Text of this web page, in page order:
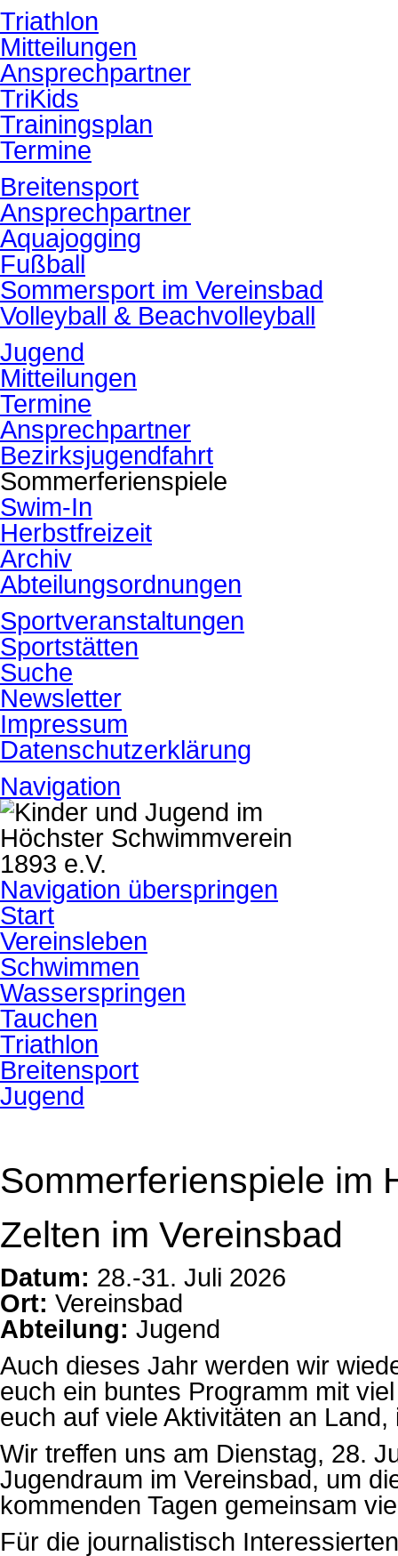
Triathlon
Mitteilungen
Ansprechpartner
TriKids
Trainingsplan
Termine
Breitensport
Ansprechpartner
Aquajogging
Fußball
Sommersport im Vereinsbad
Volleyball & Beachvolleyball
Jugend
Mitteilungen
Termine
Ansprechpartner
Bezirksjugendfahrt
Sommerferienspiele
Swim-In
Herbstfreizeit
Archiv
Abteilungsordnungen
Sportveranstaltungen
Sportstätten
Suche
Newsletter
Impressum
Datenschutzerklärung
Navigation
Navigation überspringen
Start
Vereinsleben
Schwimmen
Wasserspringen
Tauchen
Triathlon
Breitensport
Jugend
Sommerferienspiele im
Zelten im Vereinsbad
Datum: 28.-31. Juli 2026
Ort: Vereinsbad
Abteilung: Jugend
Auch dieses Jahr werden wir
euch ein buntes Programm mit
euch auf viele Aktivitäten an
Wir treffen uns am Dienstag, 28.
Jugendraum im Vereinsbad, um
kommenden Tagen gemeinsam
Für die journalistisch